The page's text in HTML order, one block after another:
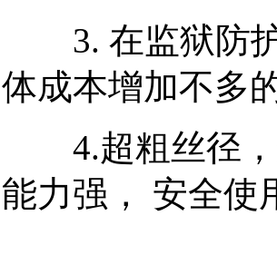
3. 在监狱防
体成本增加不多
4.超粗丝径
能力强，
安全使